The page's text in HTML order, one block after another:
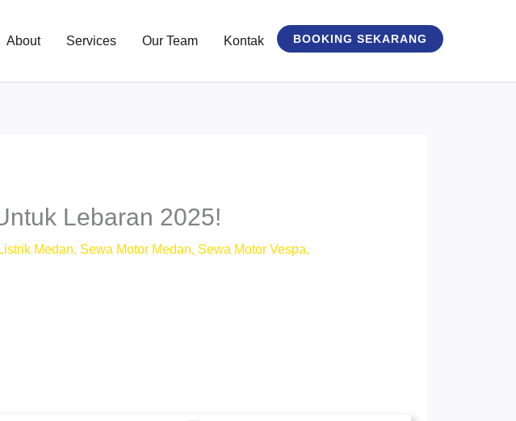
About Services Our Team Kontak BOOKING SEKARANG
Lebaran 2025!
Medan, Sewa Motor Medan, Sewa Motor Vespa,